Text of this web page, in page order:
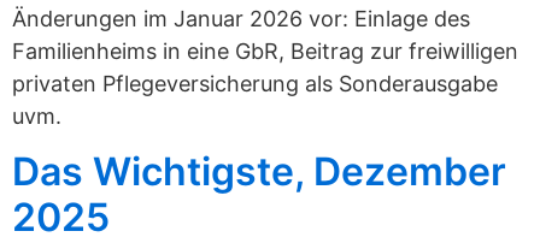
Änderungen im Januar 2026 vor: Einlage des
Familienheims in eine GbR, Beitrag zur freiwilligen
privaten Pflegeversicherung als Sonderausgabe
uvm.
Das Wichtigste, Dezember
2025